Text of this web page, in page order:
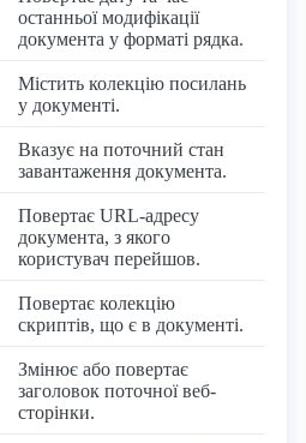
останньої модифікації
документа у форматі рядка.
Містить колекцію посилань
у документі.
Вказує на поточний стан
завантаження документа.
Повертає URL-адресу
документа, з якого
користувач перейшов.
Повертає колекцію
скриптів, що є в документі.
Змінює або повертає
заголовок поточної веб-
сторінки.